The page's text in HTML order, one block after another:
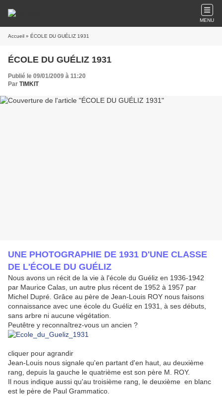
MENU
Accueil » ÉCOLE DU GUÉLIZ 1931
ÉCOLE DU GUÉLIZ 1931
Publié le 09/01/2009 à 11:20
Par TIMKIT
UNE PHOTOGRAPHIE DE 1931 D'UNE CLASSE
DE L'ÉCOLE DU GUÉLIZ
Nous avons un récit de la vie à l'école du Guéliz en 1936-1942
par Maurice Calas, un autre plus récent de 1952 à 1957 par
Michel Dupré. Grâce au père de Jean-Louis ROY nous faisons
connaissance avec une école du Guéliz en 1931, à ses débuts,
sans arbre ni aucune végétation.
Peutêtre y reconnaîtrez-vous un ancien ?
cliquer pour agrandir
Jean-Louis nous signale qu'en partant d'en haut, au deuxième
rang, depuis la gauche le quatrième est son père M. ROY.
Il nous indique aussi qu'au troisième rang, le deuxième en blanc
est le père de Paul Grammatico.